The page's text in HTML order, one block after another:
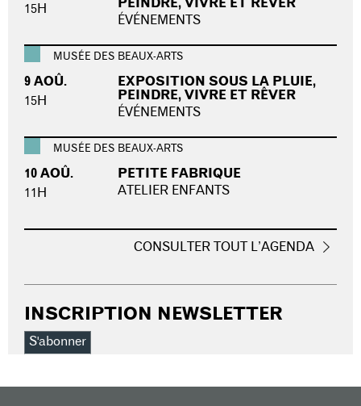
15H
PEINDRE, VIVRE ET RÊVER
ÉVÉNEMENTS
MUSÉE DES BEAUX-ARTS
9 AOÛ.
15H
EXPOSITION SOUS LA PLUIE,
PEINDRE, VIVRE ET RÊVER
ÉVÉNEMENTS
MUSÉE DES BEAUX-ARTS
10 AOÛ.
11H
PETITE FABRIQUE
ATELIER ENFANTS
CONSULTER TOUT L’AGENDA
INSCRIPTION NEWSLETTER
S'abonner